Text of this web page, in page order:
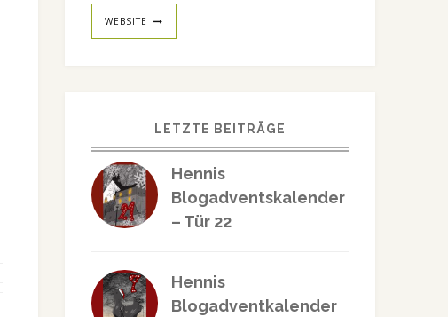
WEBSITE
LETZTE BEITRÄGE
Hennis
Blogadventskalender
– Tür 22
Hennis
Blogadventkalender